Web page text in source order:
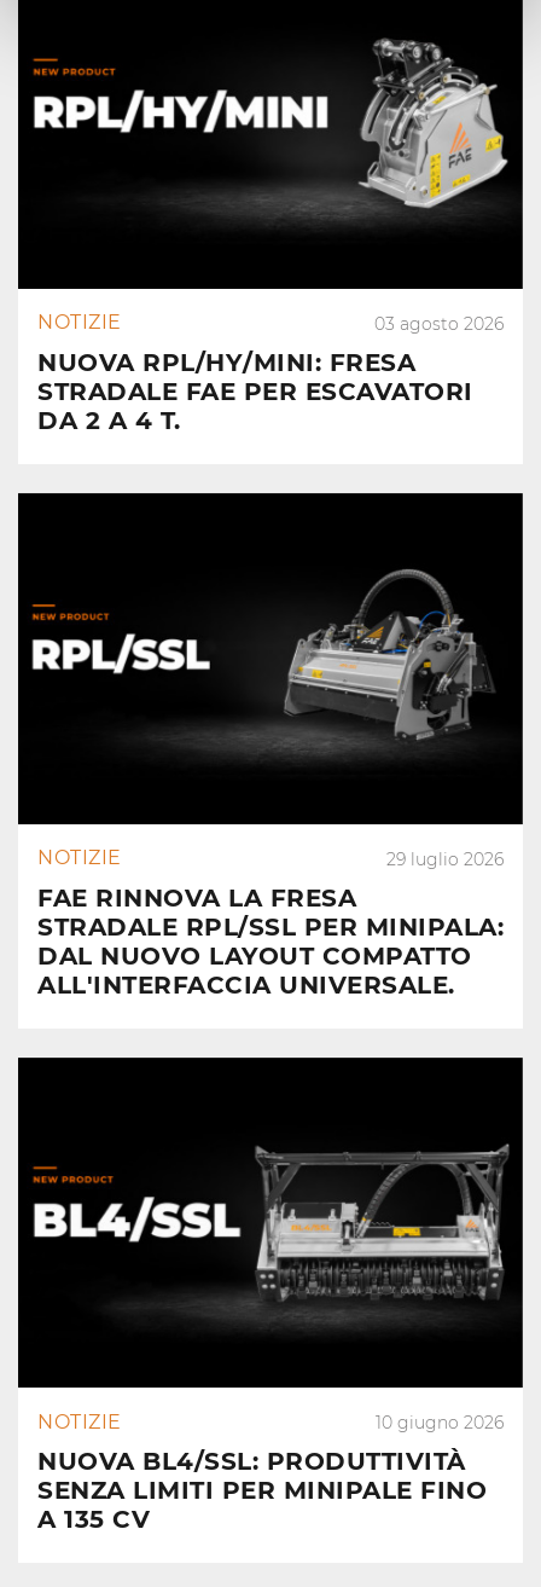
NOTIZIE 03 agosto 2026
NUOVA RPL/HY/MINI: FRESA
STRADALE FAE PER ESCAVATORI
DA 2 A 4 T.
NOTIZIE 29 luglio 2026
FAE RINNOVA LA FRESA
STRADALE RPL/SSL PER MINIPALA:
DAL NUOVO LAYOUT COMPATTO
ALL'INTERFACCIA UNIVERSALE.
NOTIZIE 10 giugno 2026
NUOVA BL4/SSL: PRODUTTIVITÀ
SENZA LIMITI PER MINIPALE FINO
A 135 CV